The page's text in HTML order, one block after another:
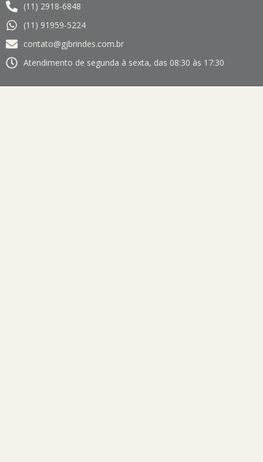
(11) 2918-6848
(11) 91959-5224
contato@gjbrindes.com.br
Atendimento de segunda à sexta, das 08:30 às 17:30